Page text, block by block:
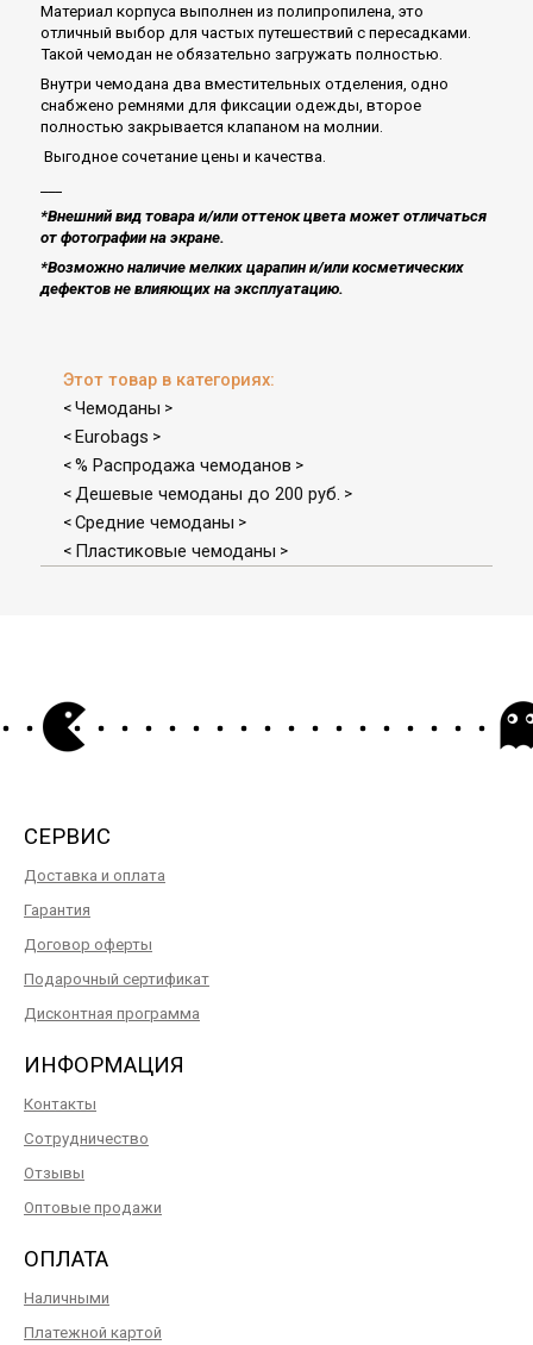
Материал корпуса выполнен из полипропилена, это
отличный выбор для частых путешествий с пересадками.
Такой чемодан не обязательно загружать полностью.
Внутри чемодана два вместительных отделения, одно
снабжено ремнями для фиксации одежды, второе
полностью закрывается клапаном на молнии.
Выгодное сочетание цены и качества.
*Внешний вид товара и/или оттенок цвета может отличаться
от фотографии на экране.
*Возможно наличие мелких царапин и/или косметических
дефектов не влияющих на эксплуатацию​.
Этот товар в категориях:
< Чемоданы >
< Eurobags >
< % Распродажа чемоданов >
< Дешевые чемоданы до 200 руб. >
< Средние чемоданы >
< Пластиковые чемоданы >
СЕРВИС
Доставка и оплата
Гарантия
Договор оферты
Подарочный сертификат
Дисконтная программа
ИНФОРМАЦИЯ
Контакты
Сотрудничество
Отзывы
Оптовые продажи
ОПЛАТА
Наличными
Платежной картой